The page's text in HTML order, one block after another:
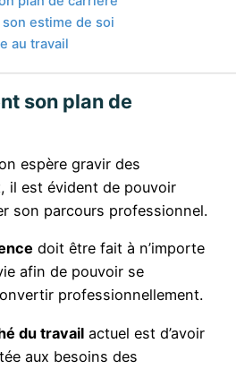
estime de soi
au travail
son plan de
espère gravir des
il est évident de pouvoir
son parcours professionnel.
doit être fait à n’importe
afin de pouvoir se
professionnellement.
du travail actuel est d’avoir
aux besoins des